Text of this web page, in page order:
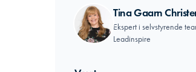
Tina Gaarn
Ekspert i selvstyrende
Leadinspire